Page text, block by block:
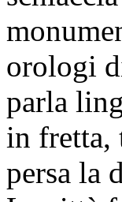
orologi
parla
in fretta,
persa la